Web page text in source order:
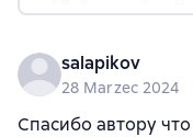
salapikov
28 Marzec 2024
Спасибо автору